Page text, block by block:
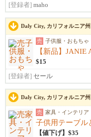
[登録者] maho
Daly City, カリフォルニア州
売 子供服・おもちゃ
【新品】
$15
[登録者] セール
Daly City, カリフォルニア州
売 家具・インテリア
子供用テーブル
【値下げ】$35